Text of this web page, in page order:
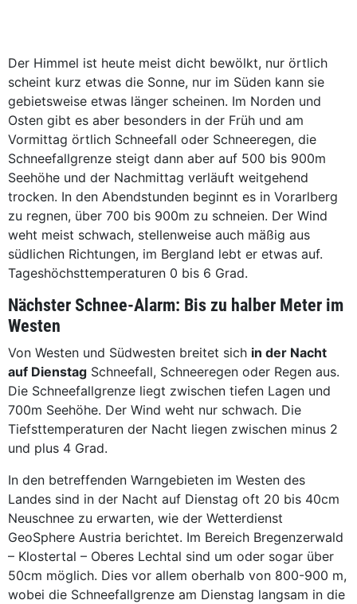
Der Himmel ist heute meist dicht bewölkt, nur örtlich
scheint kurz etwas die Sonne, nur im Süden kann sie
gebietsweise etwas länger scheinen. Im Norden und
Osten gibt es aber besonders in der Früh und am
Vormittag örtlich Schneefall oder Schneeregen, die
Schneefallgrenze steigt dann aber auf 500 bis 900m
Seehöhe und der Nachmittag verläuft weitgehend
trocken. In den Abendstunden beginnt es in Vorarlberg
zu regnen, über 700 bis 900m zu schneien. Der Wind
weht meist schwach, stellenweise auch mäßig aus
südlichen Richtungen, im Bergland lebt er etwas auf.
Tageshöchsttemperaturen 0 bis 6 Grad.
Nächster Schnee-Alarm: Bis zu halber Meter im
Westen
Von Westen und Südwesten breitet sich in der Nacht
auf Dienstag Schneefall, Schneeregen oder Regen aus.
Die Schneefallgrenze liegt zwischen tiefen Lagen und
700m Seehöhe. Der Wind weht nur schwach. Die
Tiefsttemperaturen der Nacht liegen zwischen minus 2
und plus 4 Grad.
In den betreffenden Warngebieten im Westen des
Landes sind in der Nacht auf Dienstag oft 20 bis 40cm
Neuschnee zu erwarten, wie der Wetterdienst
GeoSphere Austria berichtet. Im Bereich Bregenzerwald
– Klostertal – Oberes Lechtal sind um oder sogar über
50cm möglich. Dies vor allem oberhalb von 800-900 m,
wobei die Schneefallgrenze am Dienstag langsam in die